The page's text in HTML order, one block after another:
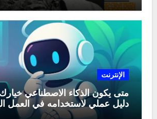
الإنترنت
متى يكون الذكاء الاصطناعي
دليل عملي لاستخدامه في العمل